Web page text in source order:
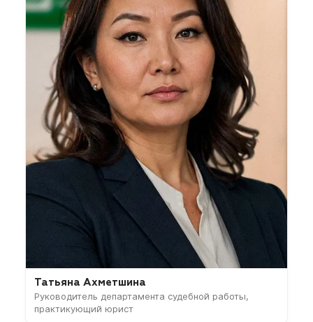
Татьяна Ахметшина
Руководитель департамента судебной работы,
практикующий юрист